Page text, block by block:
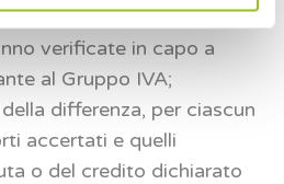
euro previa prestazione
verificate in capo a
al Gruppo IVA;
differenza, per ciascun
accertati e quelli
o del credito dichiarato